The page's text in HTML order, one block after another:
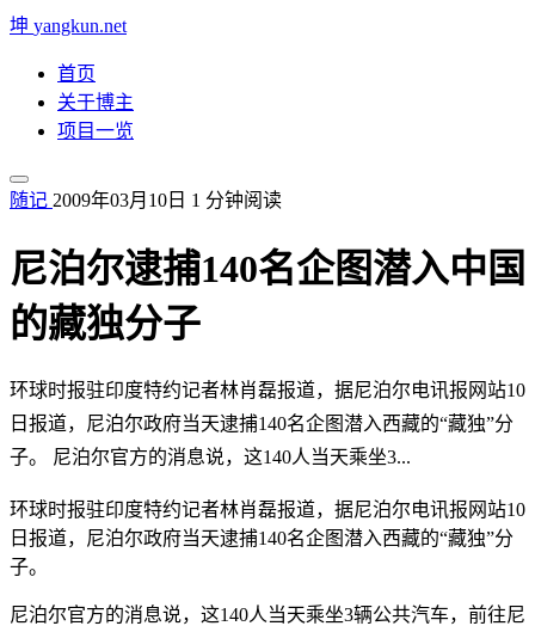
坤 yangkun.net
首页
关于博主
项目一览
随记 2009年03月10日 1 分钟阅读
尼泊尔逮捕140名企图潜入中国
的藏独分子
环球时报驻印度特约记者林肖磊报道，据尼泊尔电讯报网站10
日报道，尼泊尔政府当天逮捕140名企图潜入西藏的“藏独”分
子。 尼泊尔官方的消息说，这140人当天乘坐3...
环球时报驻印度特约记者林肖磊报道，据尼泊尔电讯报网站10
日报道，尼泊尔政府当天逮捕140名企图潜入西藏的“藏独”分
子。
尼泊尔官方的消息说，这140人当天乘坐3辆公共汽车，前往尼